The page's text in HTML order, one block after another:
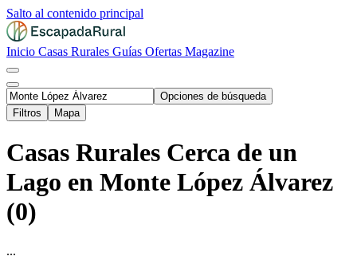
Salto al contenido principal
Inicio Casas Rurales Guías Ofertas Magazine
Opciones de búsqueda
Filtros
Mapa
Casas Rurales Cerca de un
Lago en Monte López Álvarez
(0)
...